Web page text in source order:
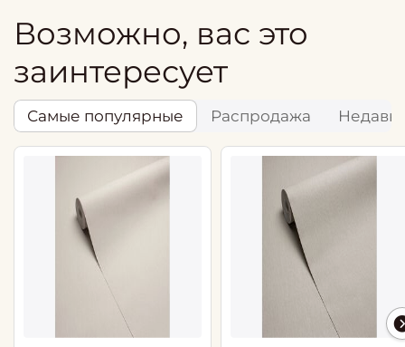
Возможно, вас это
заинтересует
Самые популярные Распродажа